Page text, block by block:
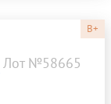
B+
Лот №58665